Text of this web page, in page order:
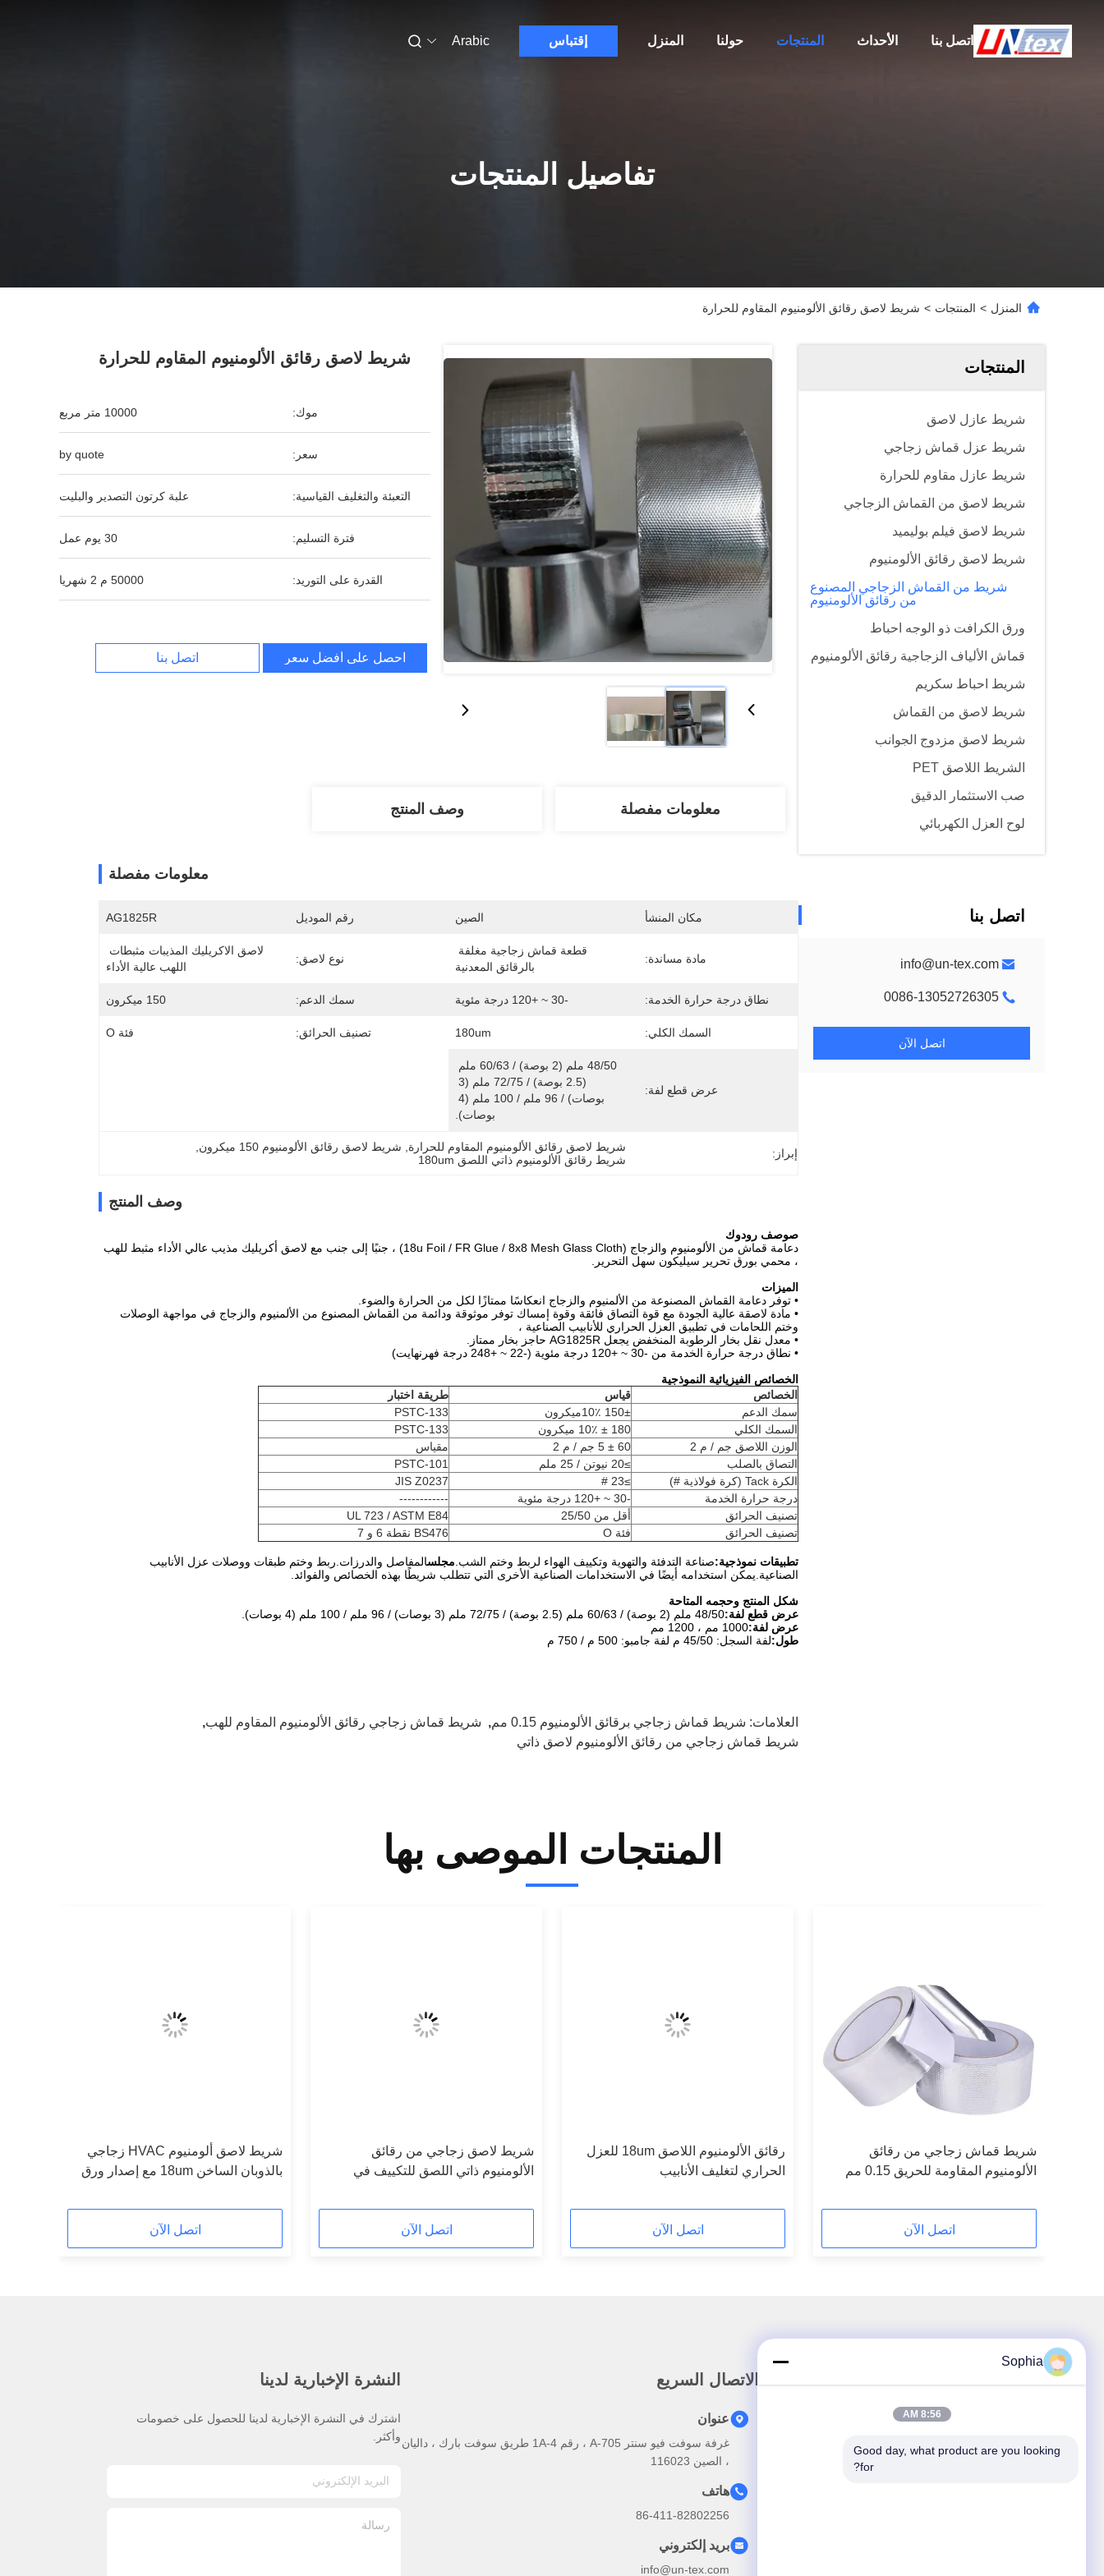
المنزل حولنا المنتجات الأحداث اتصل بنا إقتباس Arabic
تفاصيل المنتجات
المنزل > المنتجات > شريط لاصق رقائق الألومنيوم المقاوم للحرارة
المنتجات
شريط عازل لاصق
شريط عزل قماش زجاجي
شريط عازل مقاوم للحرارة
شريط لاصق من القماش الزجاجي
شريط لاصق فيلم بوليميد
شريط لاصق رقائق الألومنيوم
شريط من القماش الزجاجي المصنوع
من رقائق الألومنيوم
ورق الكرافت ذو الوجه احباط
قماش الألياف الزجاجية رقائق الألومنيوم
شريط احباط سكريم
شريط لاصق من القماش
شريط لاصق مزدوج الجوانب
الشريط اللاصق PET
صب الاستثمار الدقيق
لوح العزل الكهربائي
اتصل بنا
info@un-tex.com
0086-13052726305
اتصل الآن
شريط لاصق رقائق الألومنيوم المقاوم للحرارة
موك: 10000 متر مربع
سعر: by quote
التعبئة والتغليف القياسية: علبة كرتون التصدير والبليت
فترة التسليم: 30 يوم عمل
القدرة على التوريد: 50000 م 2 شهريا
احصل على أفضل سعر اتصل بنا
معلومات مفصلة وصف المنتج
معلومات مفصلة
مكان المنشأ الصين رقم الموديل AG1825R
مادة مساندة:
بالرقائق المعدنية
نوع لاصق:
اللهب عالية الأداء
نطاق درجة حرارة الخدمة: -30 ~ +120 درجة مئوية سمك الدعم: 150 ميكرون
السمك الكلي: 180um تصنيف الحرائق: فئة O
عرض قطع لفة:
بوصات).
إبراز: شريط لاصق رقائق الألومنيوم المقاوم للحرارة شريط لاصق رقائق الألومنيوم 150 ميكرون
شريط رقائق الألومنيوم ذاتي اللصق 180um
وصف المنتج
صوصف رودوك
دعامة قماش من الألومنيوم والزجاج (18u Foil / FR Glue / 8x8 Mesh Glass Cloth) ، جنبًا إلى جنب مع لاصق أكريليك مذيب عالي الأداء مثبط للهب
، محمي بورق تحرير سيليكون سهل التحرير.
الميزات
• توفر دعامة القماش المصنوعة من الألمنيوم والزجاج انعكاسًا ممتازًا لكل من الحرارة والضوء.
• مادة لاصقة عالية الجودة مع قوة التصاق فائقة وقوة إمساك توفر موثوقة ودائمة من القماش المصنوع من الألمنيوم والزجاج في مواجهة الوصلات
وختم اللحامات في تطبيق العزل الحراري للأنابيب الصناعية ،
• معدل نقل بخار الرطوبة المنخفض يجعل AG1825R حاجز بخار ممتاز.
• نطاق درجة حرارة الخدمة من -30 ~ +120 درجة مئوية (-22 ~ +248 درجة فهرنهايت)
الخصائص الفيزيائية النموذجية
الخصائص
قياس
طريقة اختبار
سمك الدعم
150± 10٪ ميكرون
PSTC-133
السمك الكلي
180 ± 10٪ ميكرون
PSTC-133
الوزن اللاصق جم / م 2
60 ± 5 جم / م 2
مقياس
التصاق بالصلب
≥20 نيوتن / 25 ملم
PSTC-101
الكرة Tack (كرة فولاذية #)
≥23 #
JIS Z0237
درجة حرارة الخدمة
-30 ~ +120 درجة مئوية
------------
تصنيف الحرائق
أقل من 25/50
UL 723 / ASTM E84
تصنيف الحرائق
فئة O BS476 نقطة 6 و 7
تطبيقات نموذجية:صناعة التدفئة والتهوية وتكييف الهواء لربط وختم الشب. مجلسالمفاصل والدرزات.ربط وختم طبقات ووصلات عزل الأنابيب
الصناعية.يمكن استخدامه أيضًا في الاستخدامات الصناعية الأخرى التي تتطلب شريطًا بهذه الخصائص والفوائد.
شكل المنتج وحجمه المتاحة
عرض قطع لفة:48/50 ملم (2 بوصة) / 60/63 ملم (2.5 بوصة) / 72/75 ملم (3 بوصات) / 96 ملم / 100 ملم (4 بوصات).
عرض لفة:1000 مم ، 1200 مم
طول:لفة السجل: 45/50 م لفة جامبو: 500 م / 750 م
العلامات: شريط قماش زجاجي برقائق الألومنيوم 0.15 مم , شريط قماش زجاجي رقائق الألومنيوم المقاوم للهب,
شريط قماش زجاجي من رقائق الألومنيوم لاصق ذاتي
المنتجات الموصى بها
شريط قماش زجاجي من رقائق
الألومنيوم المقاومة للحريق 0.15 مم
اتصل الآن
رقائق الألومنيوم اللاصق 18um للعزل
الحراري لتغليف الأنابيب
اتصل الآن
شريط لاصق زجاجي من رقائق
الألومنيوم ذاتي اللصق للتكييف في
اتصل الآن
شريط لاصق ألومنيوم HVAC زجاجي
بالذوبان الساخن 18um مع إصدار ورق
اتصل الآن
المنتجات
الاتصال السريع
عنوان
غرفة سوفت فيو سنتر A-705 ، رقم 1A-4 طريق سوفت بارك ، داليان
، الصين 116023
هاتف
86-411-82802256
بريد إلكتروني
info@un-tex.com
النشرة الإخبارية لدينا
اشترك في النشرة الإخبارية لدينا للحصول على خصومات
وأكثر.
Sophia
8:56 AM
Good day, what product are you looking
for?